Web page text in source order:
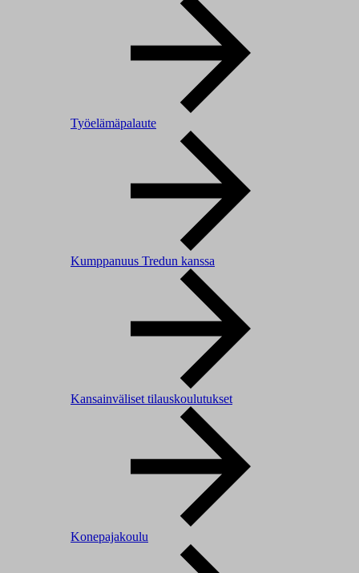
Työelämäpalaute
Kumppanuus Tredun kanssa
Kansainväliset tilauskoulutukset
Konepajakoulu